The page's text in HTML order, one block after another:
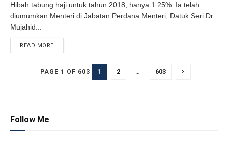
Hibah tabung haji untuk tahun 2018, hanya 1.25%. Ia telah
diumumkan Menteri di Jabatan Perdana Menteri, Datuk Seri Dr
Mujahid...
READ MORE
PAGE 1 OF 603 1 2 … 603
Follow Me